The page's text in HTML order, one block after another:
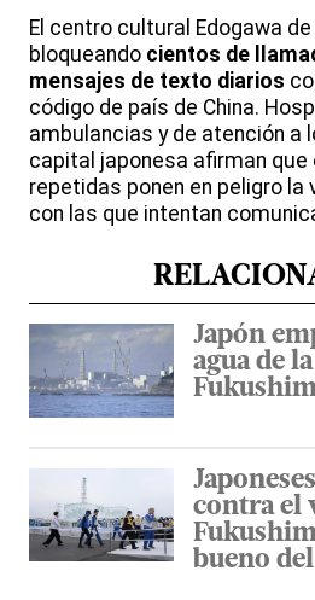
El centro cultural Edogawa
bloqueando cientos de
mensajes de texto diarios
código de país de China.
ambulancias y de atención a
capital japonesa afirman
repetidas ponen en peligro la
con las que intentan
Japón
agua de
contra el
bueno